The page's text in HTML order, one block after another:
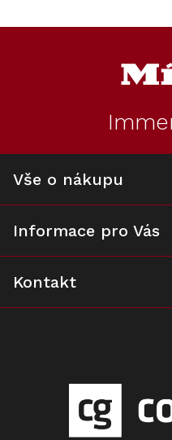
Vše o nákupu
Informace pro Vás
Kontakt